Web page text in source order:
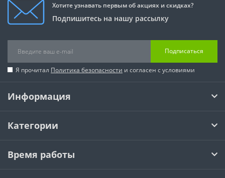
Хотите узнавать первым об акциях и скидках?
Подпишитесь на нашу рассылку
Подписаться
Я прочитал Политика безопасности и согласен с условиями
Информация
Категории
Время работы